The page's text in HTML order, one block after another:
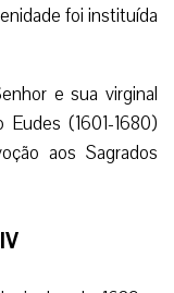
foi instituída
e sua virginal
(1601-1680)
aos Sagrados